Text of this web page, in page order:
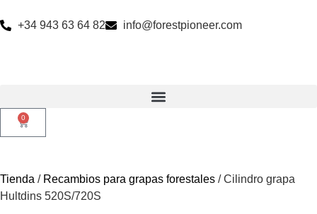
+34 943 63 64 82 info@forestpioneer.com
0
Tienda / Recambios para grapas forestales / Cilindro grapa
Hultdins 520S/720S